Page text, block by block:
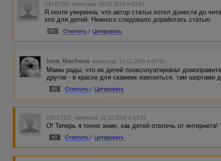
DELETED написала 10.12.2015 в 03:41
Я почти уверенна, что автор статьи хотел донести до
зло для детей. Немного следовало доработать статью.
#7 Ответить / Цитировать
lena_tkacheva написала 10.12.2015 в 07:41
Мамы рады, что их детей поэксплуатировал
другое - в краске для скамеек извозиться, там шортами
#8 Ответить / Цитировать
DELETED написала 11.12.2015 в 03:24
О! Теперь я точно знаю, как детей отвлечь от
#9 Ответить / Цитировать